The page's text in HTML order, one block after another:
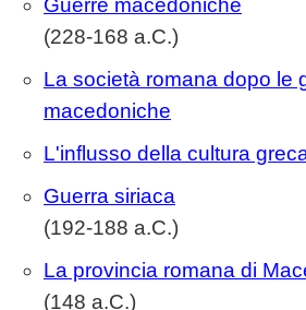
Guerre macedoniche
(228-168 a.C.)
La società romana dopo le
macedoniche
L'influsso della cultura
Guerra siriaca
(192-188 a.C.)
La provincia romana di
(148 a.C.)